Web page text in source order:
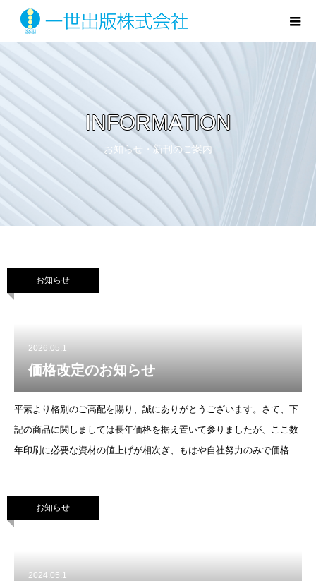
INFORMATION
お知らせ・新刊のご案内
お知らせ
2026.05.1
価格改定のお知らせ
平素より格別のご高配を賜り、誠にありがとうございます。さて、下
記の商品に関しましては長年価格を据え置いて参りましたが、ここ数
年印刷に必要な資材の値上げが相次ぎ、もはや自社努力のみで価格を
お知らせ
2024.05.1